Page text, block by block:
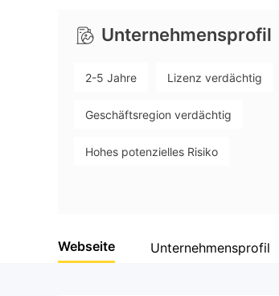
9
9
Unternehmensprofil
2-5 Jahre Lizenz verdächtig
Geschäftsregion verdächtig
Hohes potenzielles Risiko
Webseite Unternehmensprofil